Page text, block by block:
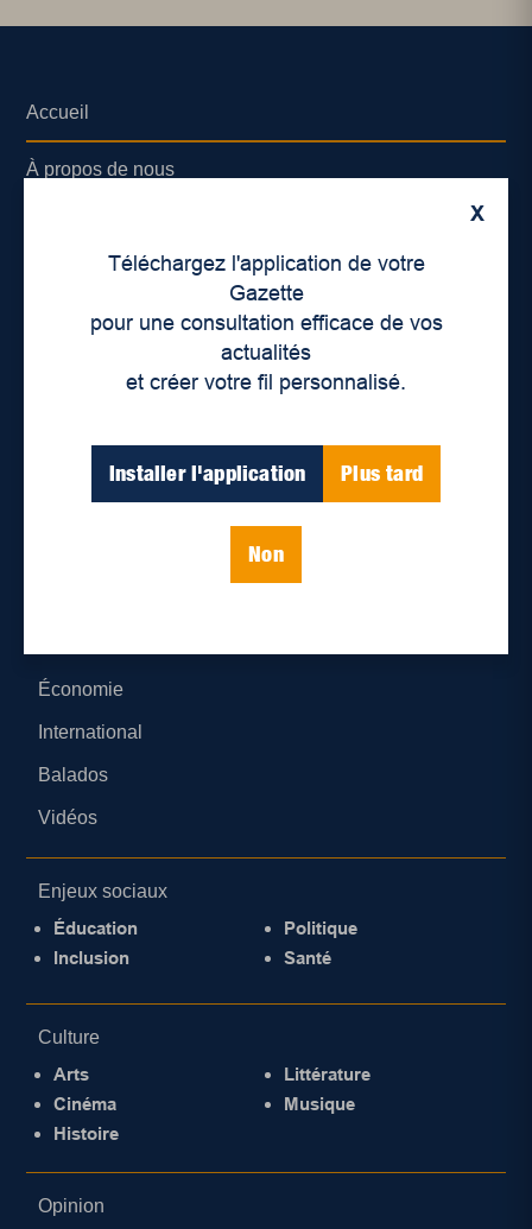
X
Téléchargez l'application de votre
Gazette
pour une consultation efficace de vos
actualités
et créer votre fil personnalisé.
Installer l'application Plus tard
Non
Accueil
À propos de nous
Lieux de distribution
Économie
International
Balados
Vidéos
Enjeux sociaux
Éducation
Inclusion
Politique
Santé
Culture
Arts
Cinéma
Histoire
Littérature
Musique
Opinion